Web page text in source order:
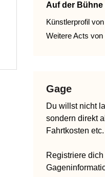
Auf der Bühne
Künstlerprofil von
Weitere Acts von
Gage
Du willst nicht
sondern direkt
Fahrtkosten
Registriere